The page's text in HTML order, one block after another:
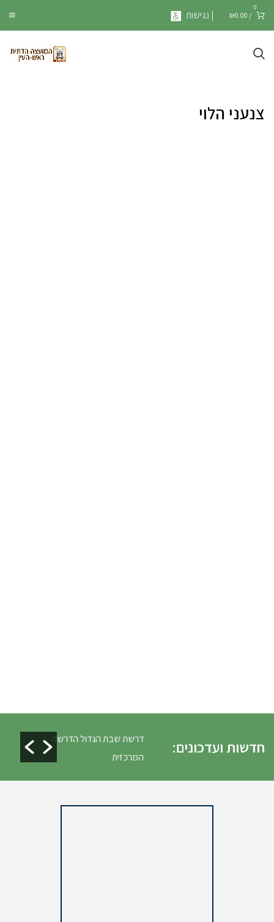
0
/
₪0.00 | נגישות
צנעני הלוי
חדשות ועדכונים:
דרשת שבת הגדול הדרשה
המרכזית